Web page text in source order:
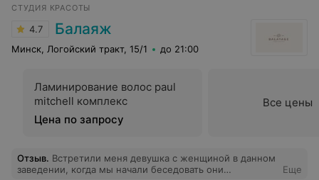
СТУДИЯ КРАСОТЫ
4.7 Балаяж
Минск, Логойский тракт, 15/1 до 21:00
Ламинирование волос paul
mitchell комплекс
Цена по запросу
Все цены
Отзыв. Встретили меня девушка с женщиной в данном
заведении, когда мы начали беседовать они
Еще